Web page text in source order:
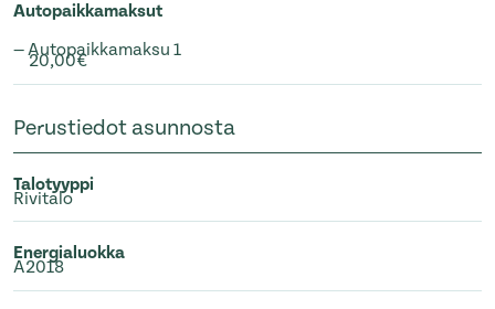
Autopaikkamaksut
— Autopaikkamaksu 1
20,00€
Perustiedot asunnosta
Talotyyppi
Rivitalo
Energialuokka
A2018